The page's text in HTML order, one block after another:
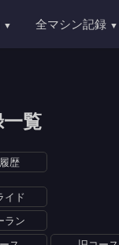
全マシン記録
覧
歴
イド
ラン